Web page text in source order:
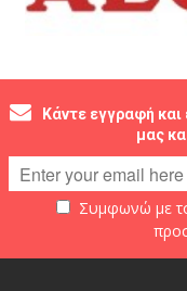
Κάντε εγγραφή
μας
Συμφωνώ με